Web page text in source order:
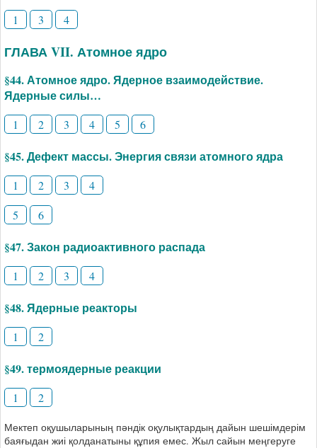
1 3 4
ГЛАВА VII. Атомное ядро
§44. Атомное ядро. Ядерное взаимодействие.
Ядерные силы…
1 2 3 4 5 6
§45. Дефект массы. Энергия связи атомного ядра
1 2 3
4
5
6
§47. Закон радиоактивного распада
1 2 3 4
§48. Ядерные реакторы
1 2
§49. термоядерные реакции
1 2
Мектеп оқушыларының пәндік оқулықтардың дайын шешімдерім
баяғыдан жиі қолданатыны құпия емес. Жыл сайын меңгеруге